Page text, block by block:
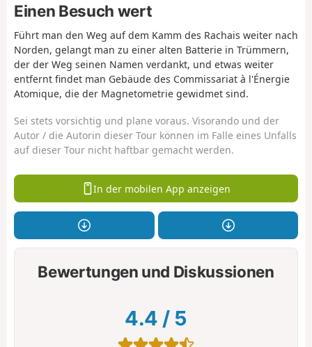
Einen Besuch wert
Führt man den Weg auf dem Kamm des Rachais weiter nach
Norden, gelangt man zu einer alten Batterie in Trümmern,
der der Weg seinen Namen verdankt, und etwas weiter
entfernt findet man Gebäude des Commissariat à l'Énergie
Atomique, die der Magnetometrie gewidmet sind.
Sei stets vorsichtig und plane voraus. Visorando und der
Autor / die Autorin dieser Tour können im Falle eines Unfalls
auf dieser Tour nicht haftbar gemacht werden.
In der mobilen App anzeigen
Bewertungen und Diskussionen
4.4 / 5